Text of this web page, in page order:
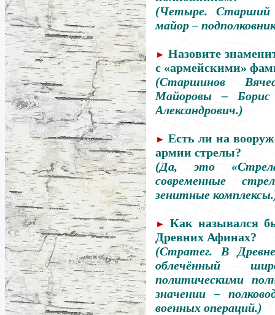
(Четыре.
майор–
► Назовите
с «армейскими»
(Старшинов
Майоровы–Борис
Александрович.)
► Есть ли на
армии стрелы?
(Да, это
современные
зенитные
►
Как назывался
Древних Афинах?
(Стратег. В
облечённый
политическими
значении–
военных операций.)